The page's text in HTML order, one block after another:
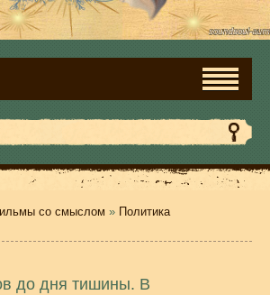
со смыслом » Политика
до дня тишины. В